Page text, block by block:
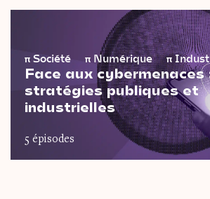
π Société π Numérique π
Face aux cybermenaces
stratégies publiques et
industrielles
5 épisodes